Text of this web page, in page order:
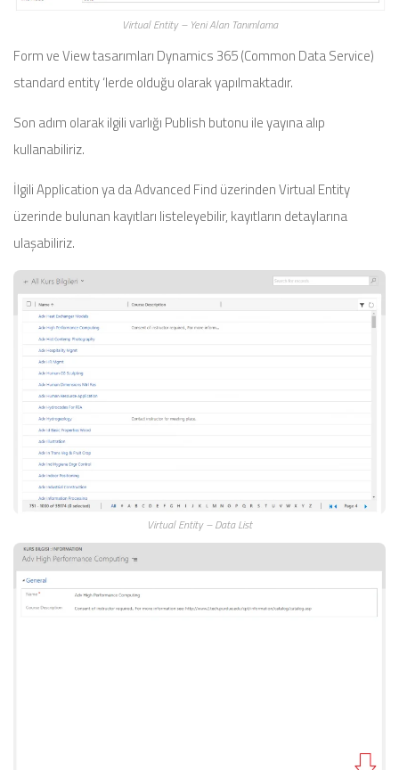
Virtual Entity – Yeni Alan Tanımlama
Form ve View tasarımları Dynamics 365 (Common Data Service)
standard entity ‘lerde olduğu olarak yapılmaktadır.
Son adım olarak ilgili varlığı Publish butonu ile yayına alıp
kullanabiliriz.
İlgili Application ya da Advanced Find üzerinden Virtual Entity
üzerinde bulunan kayıtları listeleyebilir, kayıtların detaylarına
ulaşabiliriz.
Virtual Entity – Data List